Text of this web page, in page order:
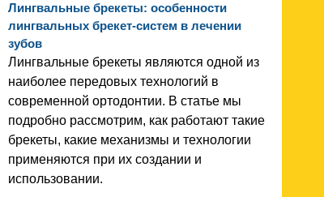
Лингвальные брекеты: особенности
лингвальных брекет-систем в лечении
зубов
Лингвальные брекеты являются одной из
наиболее передовых технологий в
современной ортодонтии. В статье мы
подробно рассмотрим, как работают такие
брекеты, какие механизмы и технологии
применяются при их создании и
использовании.